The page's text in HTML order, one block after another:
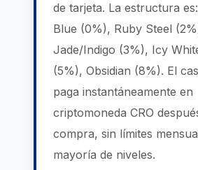
de tarjeta. La estructura
Blue (0%), Ruby Steel
Jade/Indigo (3%), Icy
(5%), Obsidian (8%). El
paga instantáneamente en
criptomoneda CRO
compra, sin límites
mayoría de niveles.